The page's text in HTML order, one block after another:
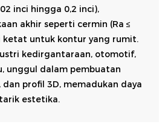
inci hingga 0,2 inci),
akhir seperti cermin (Ra ≤
ketat untuk kontur yang rumit.
kedirgantaraan, otomotif,
unggul dalam pembuatan
profil 3D, memadukan daya
estetika.